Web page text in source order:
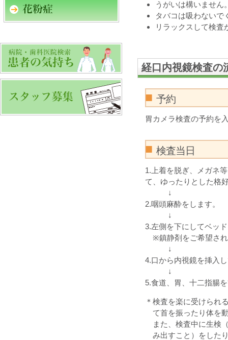
うがいは構いません
タバコは吸わないで
リラックスして検
経口内視鏡検査の
予約
胃カメラ検査の予約を
検査当日
1.上着を脱ぎ、メガネ
て、ゆったりとした格
↓
2.咽頭麻酔をします。
↓
3.左側を下にしてベッ
※鎮静剤をご希望され
↓
4.口から内視鏡を挿入
↓
5.食道、胃、十二指腸
＊検査を楽に受けられ
て首を振ったり体を
また、検査中に生検
み出すこと）をした